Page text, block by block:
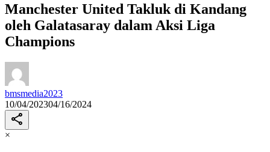
Manchester United Takluk di Kandang
oleh Galatasaray dalam Aksi Liga
Champions
bmsmedia2023
10/04/202304/16/2024
×